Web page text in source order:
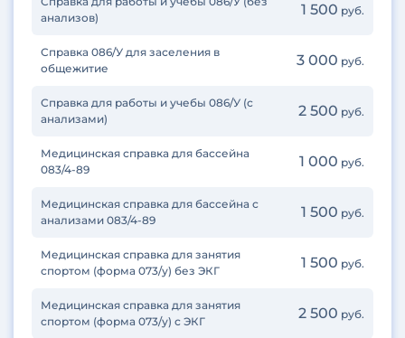
анализов)
1 500 руб.
Справка 086/У для заселения в
общежитие
3 000 руб.
Справка для работы и учебы 086/У (с
анализами)
2 500 руб.
Медицинская справка для бассейна
083/4-89
1 000 руб.
Медицинская справка для бассейна с
анализами 083/4-89
1 500 руб.
Медицинская справка для занятия
спортом (форма 073/у) без ЭКГ
1 500 руб.
Медицинская справка для занятия
спортом (форма 073/у) с ЭКГ
2 500 руб.